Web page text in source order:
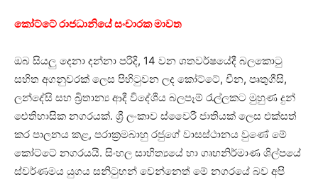
කෝට්ටේ රාජධානියේ සංචාරක මාවත
ඔබ සියලු දෙනා දන්නා පරිදි, 14 වන ශතවර්ෂයේදී බලකොටු
සහිත අගනුවරක් ලෙස පිහිටුවන ලද කෝට්ටේ, චීන, පෘතුගීසි,
ලන්දේසි සහ බ්‍රිතාන්‍ය ආදී විදේශීය බලපෑම් රැල්ලකට මුහුණ දුන්
ඓතිහාසික නගරයක්. ශ්‍රී ලංකාව ස්වෛරී ජාතියක් ලෙස එක්සත්
කර පාලනය කළ, පරාක්‍රමබාහු රජුගේ වාසස්ථානය වුණේ මේ
කෝට්ටේ නගරයයි. සිංහල සාහිත්‍යයේ හා ගෘහනිර්මාණ ශිල්පයේ
ස්වර්ණමය යුගය සනිටුහන් වෙන්නෙත් මේ නගරයේ බව අපි